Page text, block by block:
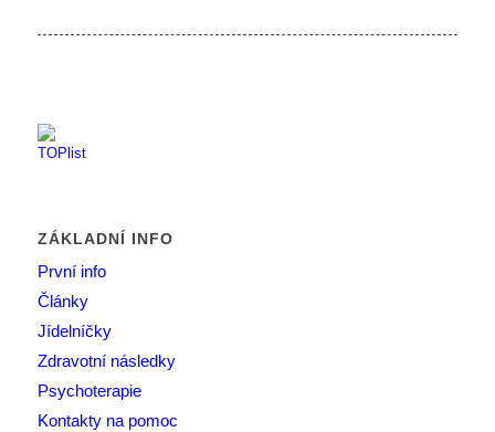
ZÁKLADNÍ INFO
První info
Články
Jídelníčky
Zdravotní následky
Psychoterapie
Kontakty na pomoc